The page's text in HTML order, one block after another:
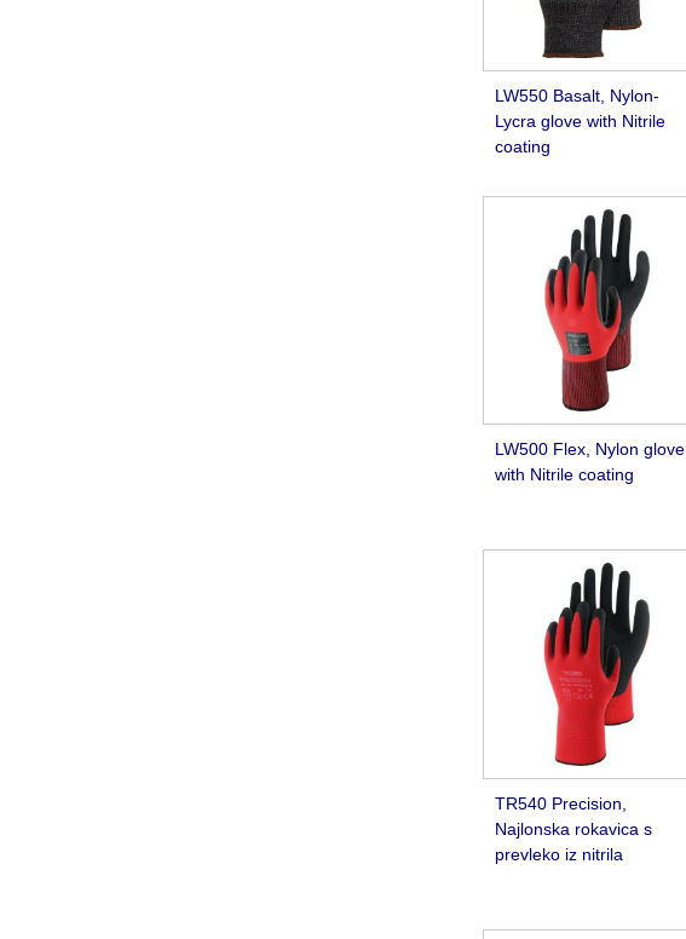
LW550 Basalt, Nylon-
Lycra glove with Nitrile
coating
LW500 Flex, Nylon glove
with Nitrile coating
TR540 Precision,
Najlonska rokavica s
prevleko iz nitrila